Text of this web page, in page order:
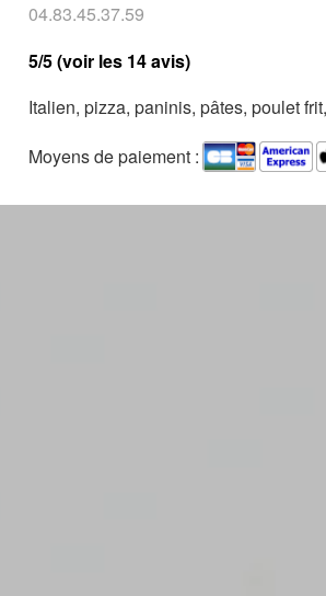
04.83.45.37.59
5/5 (voir les 14 avis)
Italien, pizza, paninis, pâtes, poulet
Moyens de paiement :